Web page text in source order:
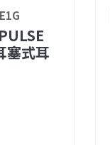
塞式耳